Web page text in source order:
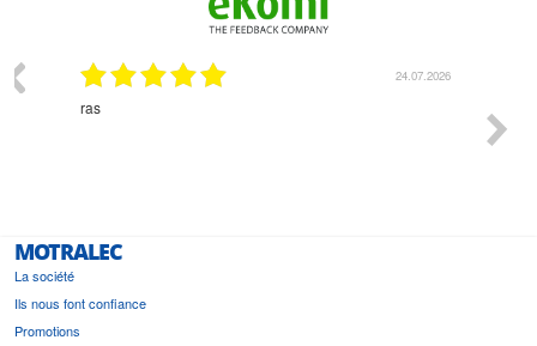
18.07.2026
Monsieur Delhaye est une personne disponible, à
MOTRALEC
La société
Ils nous font confiance
Promotions